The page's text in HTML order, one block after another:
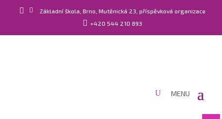
  Základní škola, Brno, Mutěnická 23, příspěvková organizace
 +420 544 210 893